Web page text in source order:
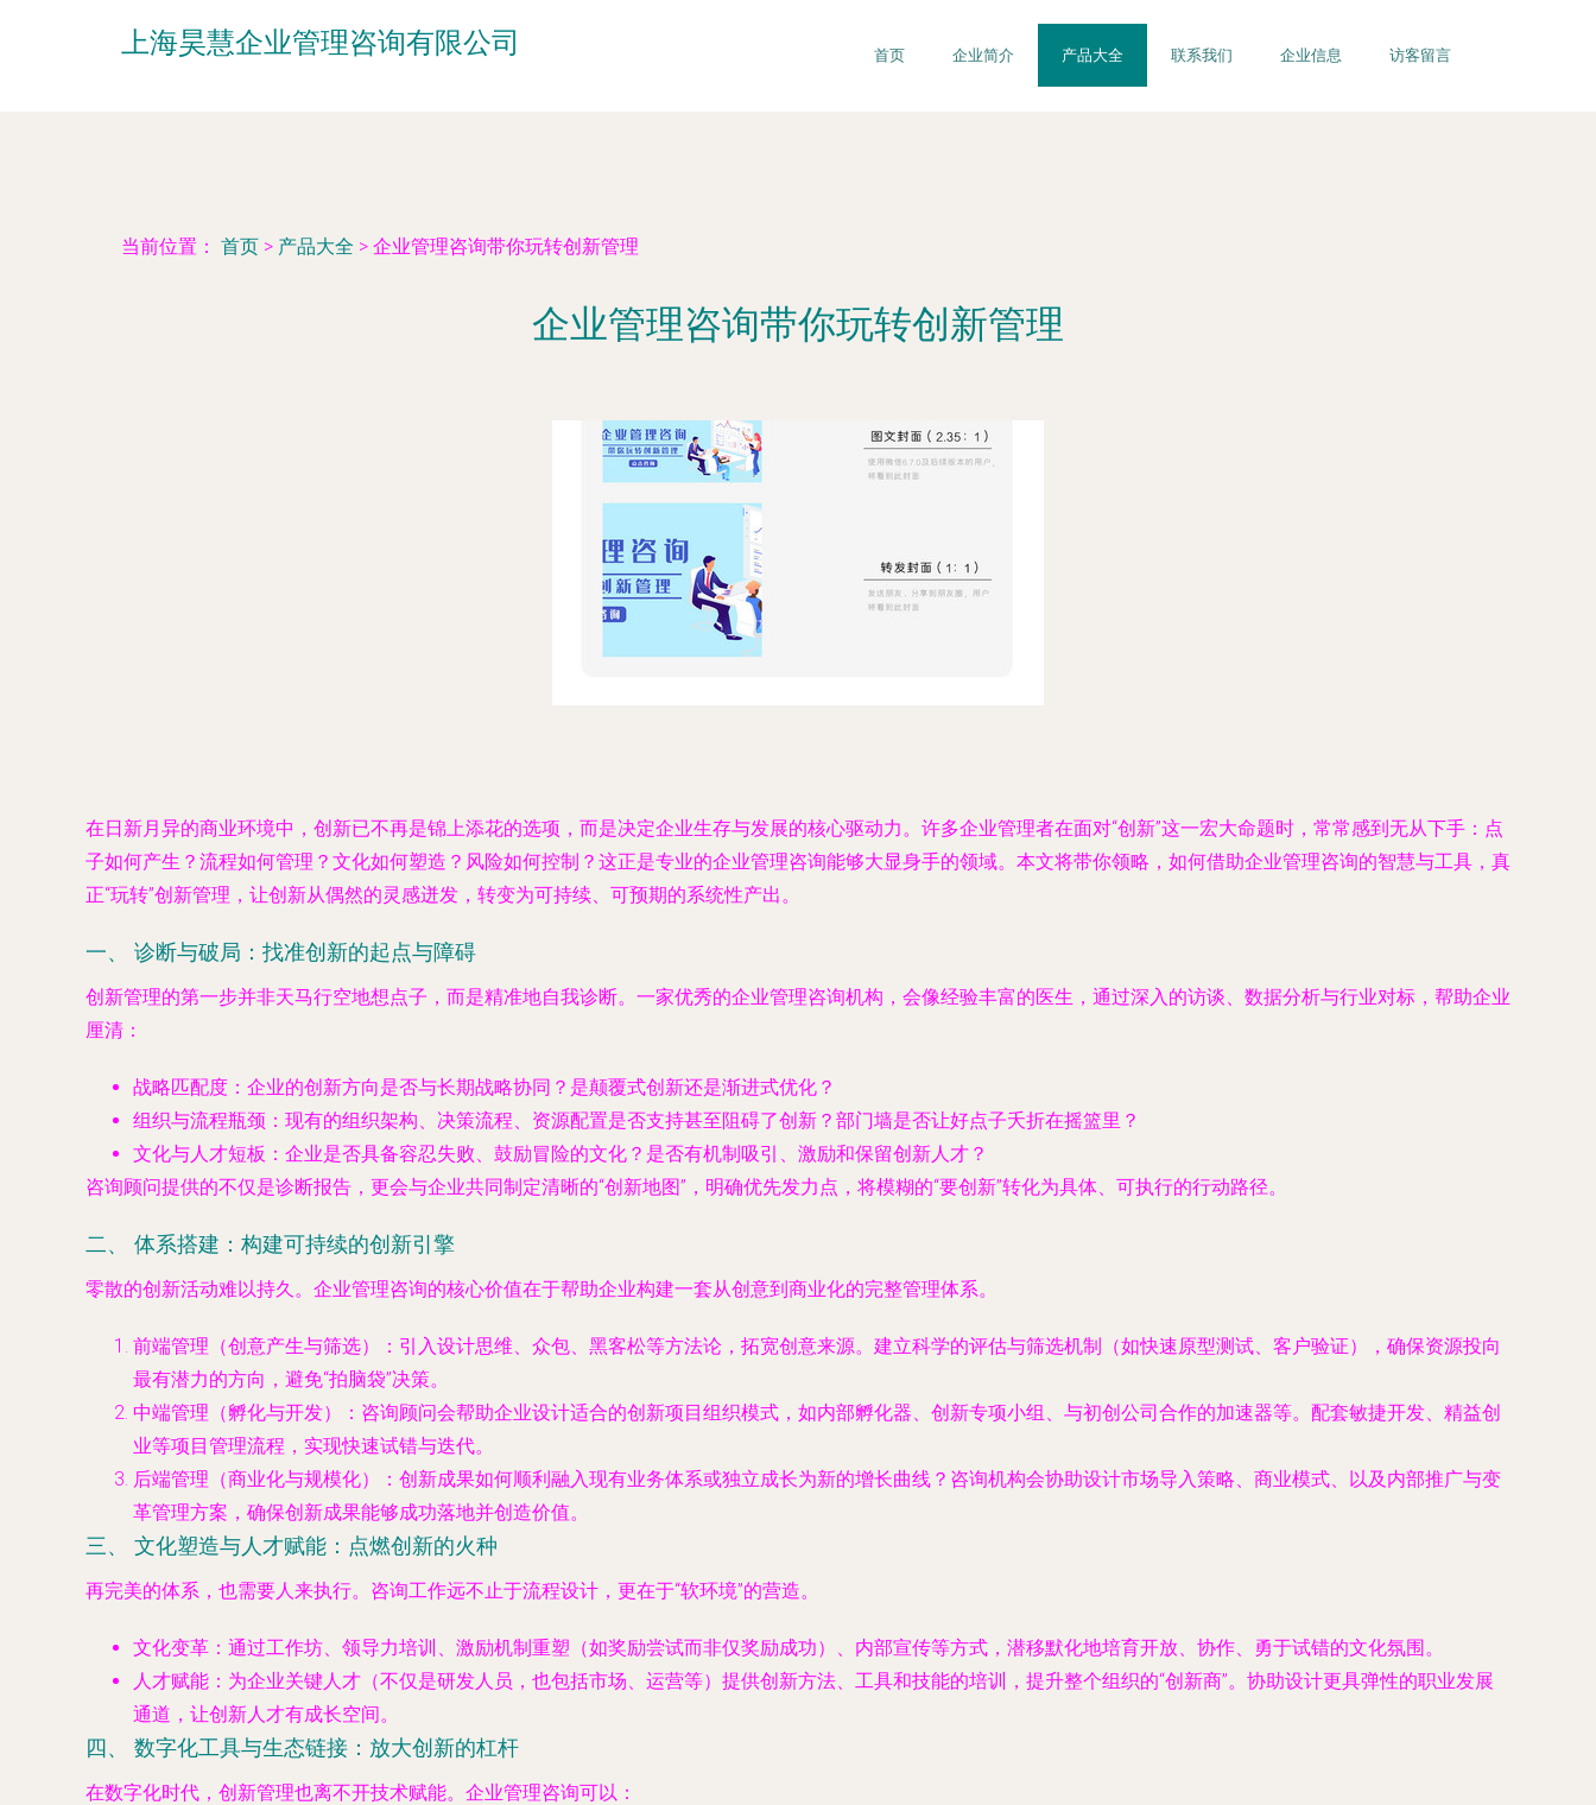
上海昊慧企业管理咨询有限公司 首页 企业简介 产品大全 联系我们 企业信息 访客留言
当前位置： 首页 > 产品大全 > 企业管理咨询带你玩转创新管理
企业管理咨询带你玩转创新管理
在日新月异的商业环境中，创新已不再是锦上添花的选项，而是决定企业生存与发展的核心驱动力。许多企业管理者在面对“创新”这一宏大命题时，常常感到无从下手：点
子如何产生？流程如何管理？文化如何塑造？风险如何控制？这正是专业的企业管理咨询能够大显身手的领域。本文将带你领略，如何借助企业管理咨询的智慧与工具，真
正“玩转”创新管理，让创新从偶然的灵感迸发，转变为可持续、可预期的系统性产出。
一、 诊断与破局：找准创新的起点与障碍
创新管理的第一步并非天马行空地想点子，而是精准地自我诊断。一家优秀的企业管理咨询机构，会像经验丰富的医生，通过深入的访谈、数据分析与行业对标，帮助企业
厘清：
战略匹配度 ：企业的创新方向是否与长期战略协同？是颠覆式创新还是渐进式优化？
组织与流程瓶颈 ：现有的组织架构、决策流程、资源配置是否支持甚至阻碍了创新？部门墙是否让好点子夭折在摇篮里？
文化与人才短板 ：企业是否具备容忍失败、鼓励冒险的文化？是否有机制吸引、激励和保留创新人才？
咨询顾问提供的不仅是诊断报告，更会与企业共同制定清晰的“创新地图”，明确优先发力点，将模糊的“要创新”转化为具体、可执行的行动路径。
二、 体系搭建：构建可持续的创新引擎
零散的创新活动难以持久。企业管理咨询的核心价值在于帮助企业构建一套从创意到商业化的完整管理体系。
前端管理（创意产生与筛选）
：引入设计思维、众包、黑客松等方法论，拓宽创意来源。建立科学的评估与筛选机制（如快速原型测试、客户验证），确保资源投向
最有潜力的方向，避免“拍脑袋”决策。
中端管理（孵化与开发）
：咨询顾问会帮助企业设计适合的创新项目组织模式，如内部孵化器、创新专项小组、与初创公司合作的加速器等。配套敏捷开发、精益创
业等项目管理流程，实现快速试错与迭代。
后端管理（商业化与规模化）
：创新成果如何顺利融入现有业务体系或独立成长为新的增长曲线？咨询机构会协助设计市场导入策略、商业模式、以及内部推广与变
革管理方案，确保创新成果能够成功落地并创造价值。
三、 文化塑造与人才赋能：点燃创新的火种
再完美的体系，也需要人来执行。咨询工作远不止于流程设计，更在于“软环境”的营造。
文化变革 ：通过工作坊、领导力培训、激励机制重塑（如奖励尝试而非仅奖励成功）、内部宣传等方式，潜移默化地培育开放、协作、勇于试错的文化氛围。
人才赋能 ：为企业关键人才（不仅是研发人员，也包括市场、运营等）提供创新方法、工具和技能的培训，提升整个组织的“创新商”。协助设计更具弹性的职业发展
通道，让创新人才有成长空间。
四、 数字化工具与生态链接：放大创新的杠杆
在数字化时代，创新管理也离不开技术赋能。企业管理咨询可以：